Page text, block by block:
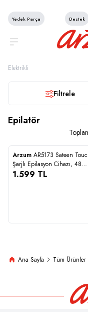
Yedek Parça Destek
Filtrele
Epilatör
Karşılaştır
STOĞA GELİNCE HABER
Arzum AR5173 Sateen
Şarjlı Epilasyon Cihazı, 48
Cımbızlı Başlık, 2 Farklı Hız
1.599 TL
Ana Sayfa Tüm Ürünler